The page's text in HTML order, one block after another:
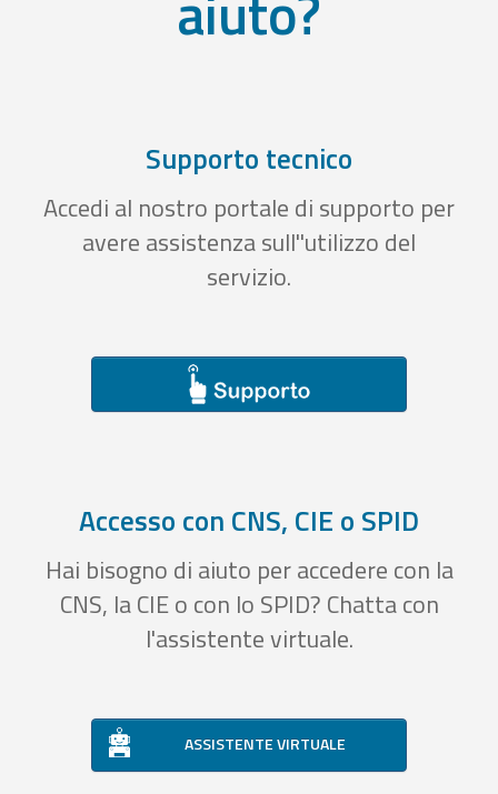
Supporto tecnico
Accedi al nostro portale di supporto per
avere assistenza sull''utilizzo del
servizio.
Accesso con CNS, CIE o SPID
Hai bisogno di aiuto per accedere con la
CNS, la CIE o con lo SPID? Chatta con
l'assistente virtuale.
ASSISTENTE VIRTUALE